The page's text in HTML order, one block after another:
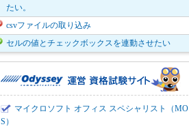
たい。
csvファイルの取り込み
セルの値とチェックボックスを連動させたい
マイクロソフト オフィス スペシャリスト（MO
S）